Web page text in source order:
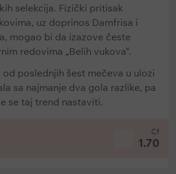
selekcija. Fizički pritisak
uz doprinos Damfrisa i
mogao bi da izazove česte
redovima „Belih vukova“.
poslednjih šest mečeva u ulozi
sa najmanje dva gola razlike, pa
se taj trend nastaviti.
Cf
1.70